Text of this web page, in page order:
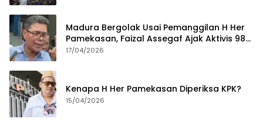
Madura Bergolak Usai Pemanggilan H Her
Pamekasan, Faizal Assegaf Ajak Aktivis 98
Bongkar Permainan KPK
17/04/2026
Kenapa H Her Pamekasan Diperiksa KPK?
15/04/2026